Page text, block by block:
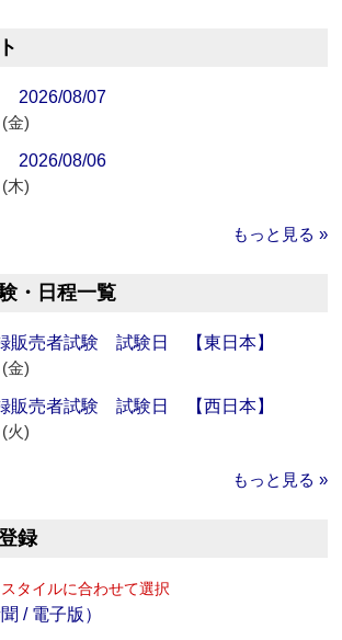
2026/08/07
金)
2026/08/06
木)
もっと見る »
・日程一覧
販売者試験 試験日 【東日本】
金)
販売者試験 試験日 【西日本】
火)
もっと見る »
録
タイルに合わせて選択
/ 電子版）